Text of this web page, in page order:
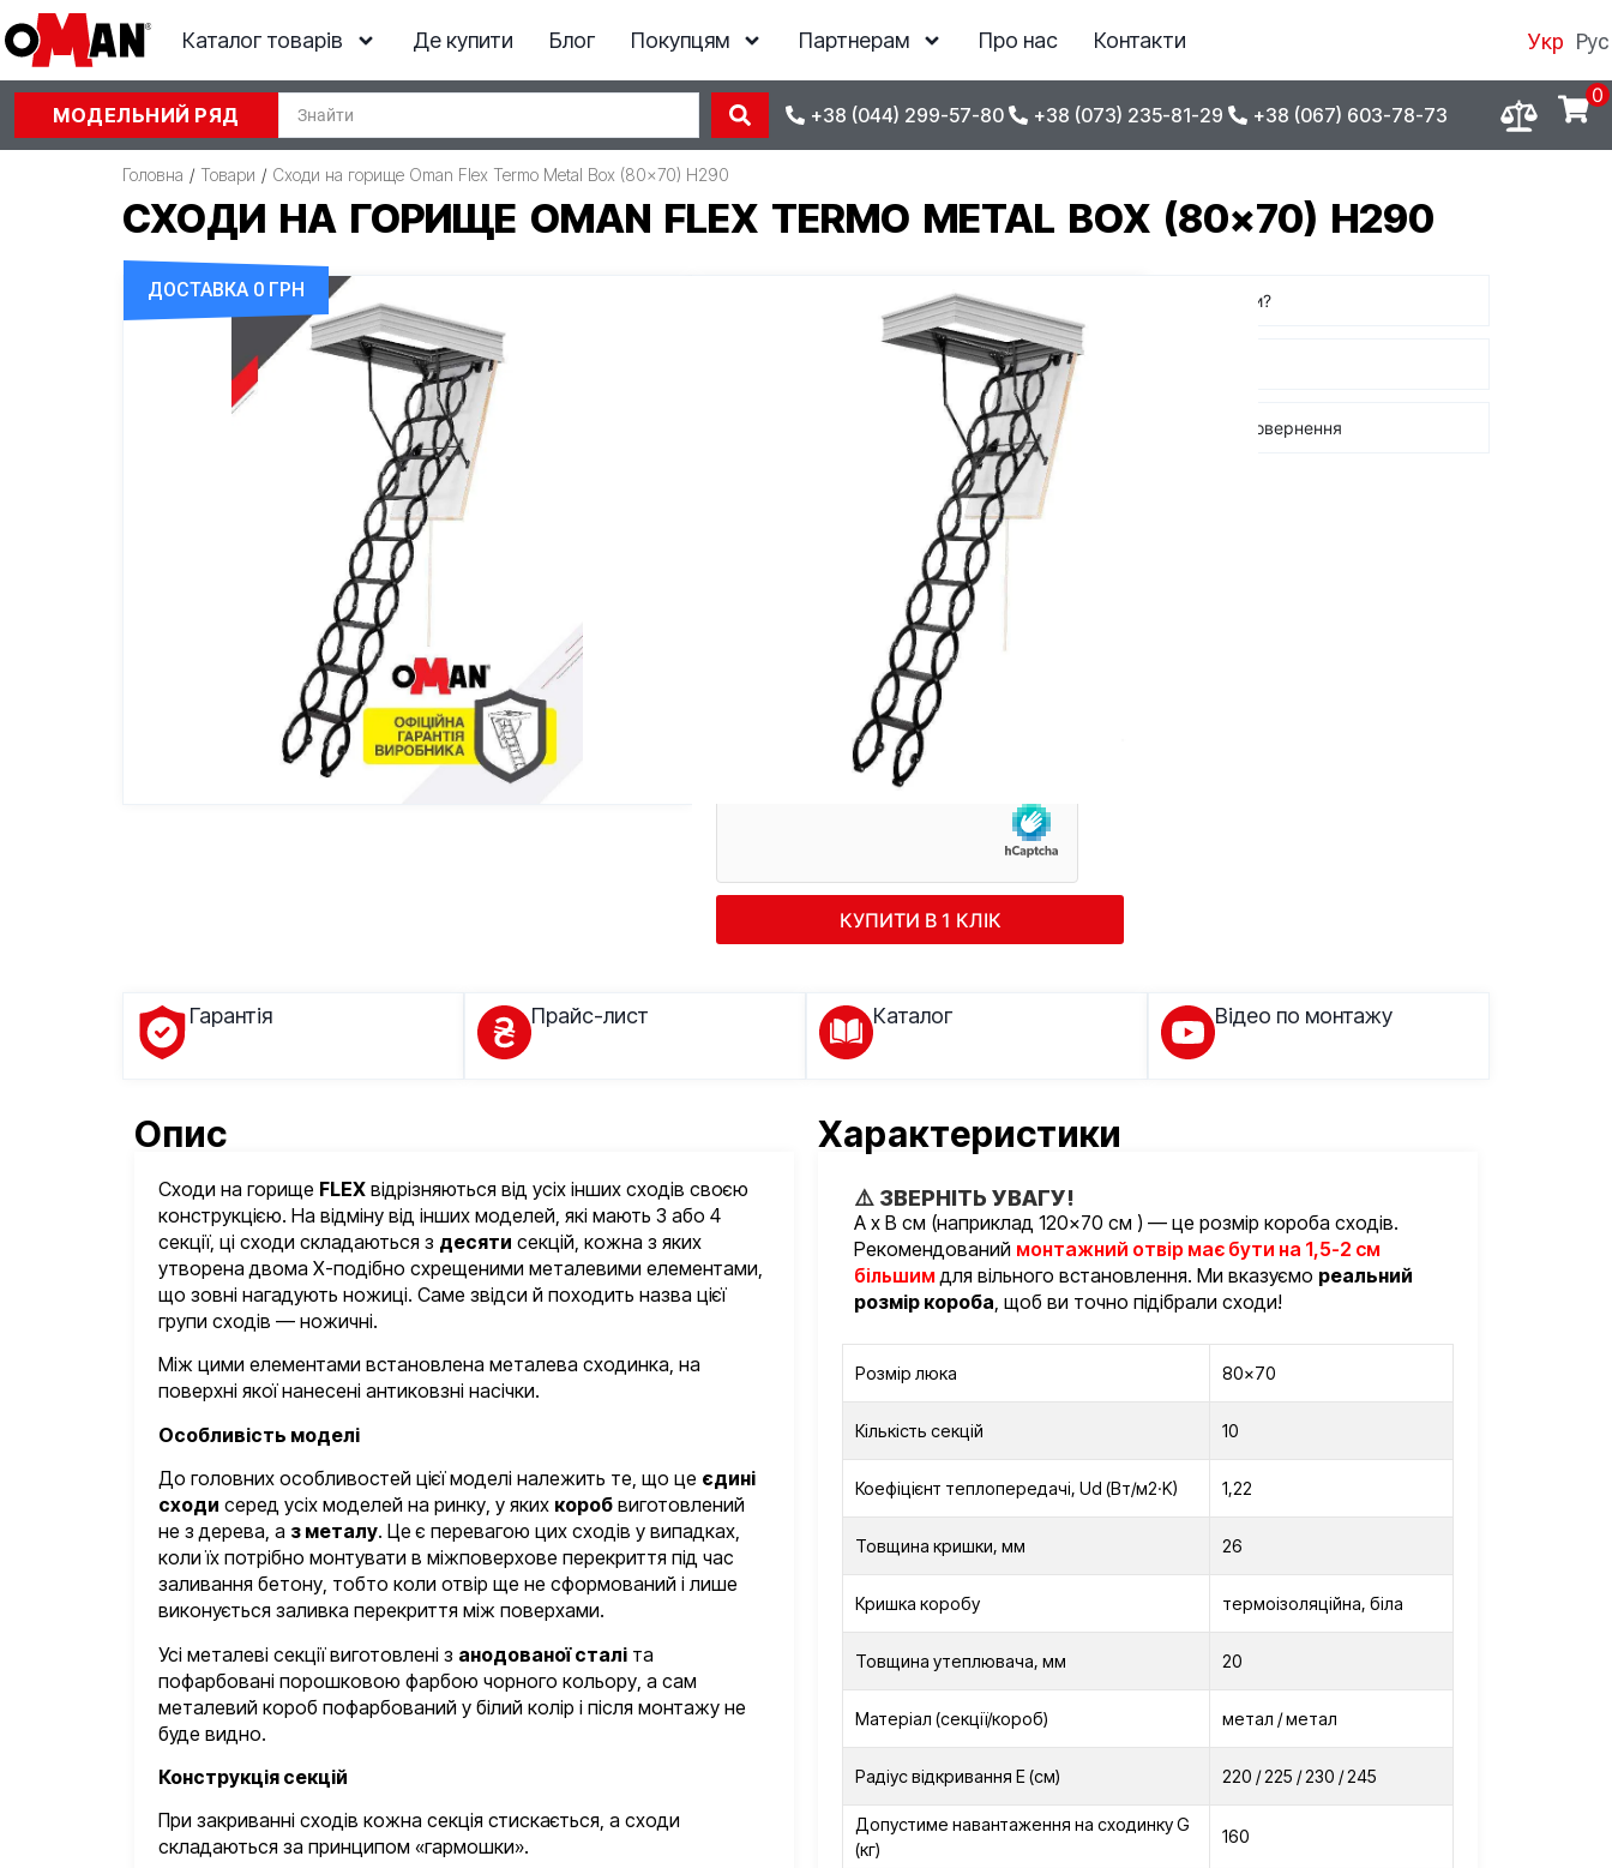
Каталог товарів Де купити Блог Покупцям Партнерам Про нас Контакти Укр Рус
МОДЕЛЬНИЙ РЯД +38 (044) 299-57-80 +38 (073) 235-81-29 +38 (067) 603-78-73
0
Головна / Товари / Сходи на горище Oman Flex Termo Metal Box (80×70) H290
СХОДИ НА ГОРИЩЕ OMAN FLEX TERMO METAL BOX (80×70) H290
ДОСТАВКА 0 ГРН
ГРН
*ціна діє при замовленні з сайту
КУПИТИ
КУПИТИ В 1 КЛІК
Де купити?
Обмін / повернення
Гарантія Прайс-лист Каталог Відео по монтажу
Опис
Сходи на горище FLEX відрізняються від усіх інших сходів своєю
конструкцією. На відміну від інших моделей, які мають 3 або 4
секції, ці сходи складаються з десяти секцій, кожна з яких
утворена двома Х-подібно схрещеними металевими елементами,
що зовні нагадують ножиці. Саме звідси й походить назва цієї
групи сходів — ножичні.
Між цими елементами встановлена металева сходинка, на
поверхні якої нанесені антиковзні насічки.
Особливість моделі
До головних особливостей цієї моделі належить те, що це єдині
сходи серед усіх моделей на ринку, у яких короб виготовлений
не з дерева, а з металу. Це є перевагою цих сходів у випадках,
коли їх потрібно монтувати в міжповерхове перекриття під час
заливання бетону, тобто коли отвір ще не сформований і лише
виконується заливка перекриття між поверхами.
Усі металеві секції виготовлені з анодованої сталі та
пофарбовані порошковою фарбою чорного кольору, а сам
металевий короб пофарбований у білий колір і після монтажу не
буде видно.
Конструкція секцій
При закриванні сходів кожна секція стискається, а сходи
складаються за принципом «гармошки».
Характеристики
⚠️ ЗВЕРНІТЬ УВАГУ!
А х В см (наприклад 120×70 см ) — це розмір короба сходів.
Рекомендований монтажний отвір має бути на 1,5-2 см
більшимдля вільного встановлення. Ми вказуємо реальний
розмір короба, щоб ви точно підібрали сходи!
Розмір люка 80×70
Кількість секцій 10
Коефіцієнт теплопередачі, Ud (Вт/м2·K) 1,22
Товщина кришки, мм 26
Кришка коробу термоізоляційна, біла
Товщина утеплювача, мм 20
Матеріал (секції/короб) метал / метал
Радіус відкривання Е (см) 220 / 225 / 230 / 245
Допустиме навантаження на сходинку G
(кг)
160